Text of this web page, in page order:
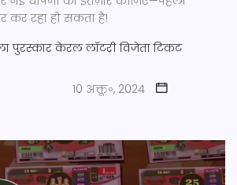
कर रहा हो सकता है!
पुरस्कार केरल लॉटरी विजेता टिकट
10 अक्तू॰, 2024